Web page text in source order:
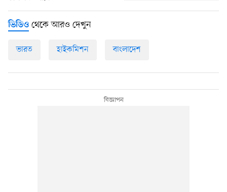
ভিডিও থেকে আরও দেখুন
ভারত হাইকমিশন বাংলাদেশ